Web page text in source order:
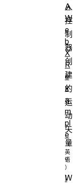
入
控
制
器
创
建
的
运
动
矢
量
。
W
A
W
e
b
X
R
e
x
a
m
pl
e
I